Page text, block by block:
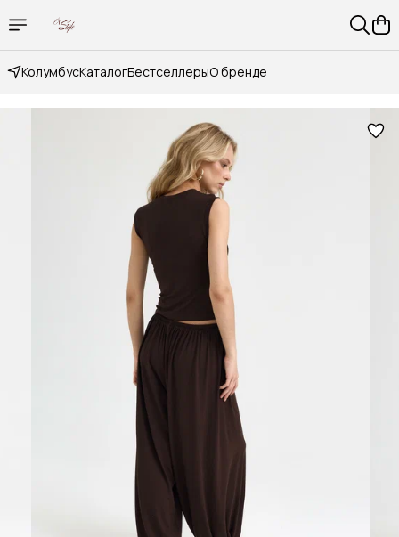
КолумбусКаталогБестселлерыО бренде